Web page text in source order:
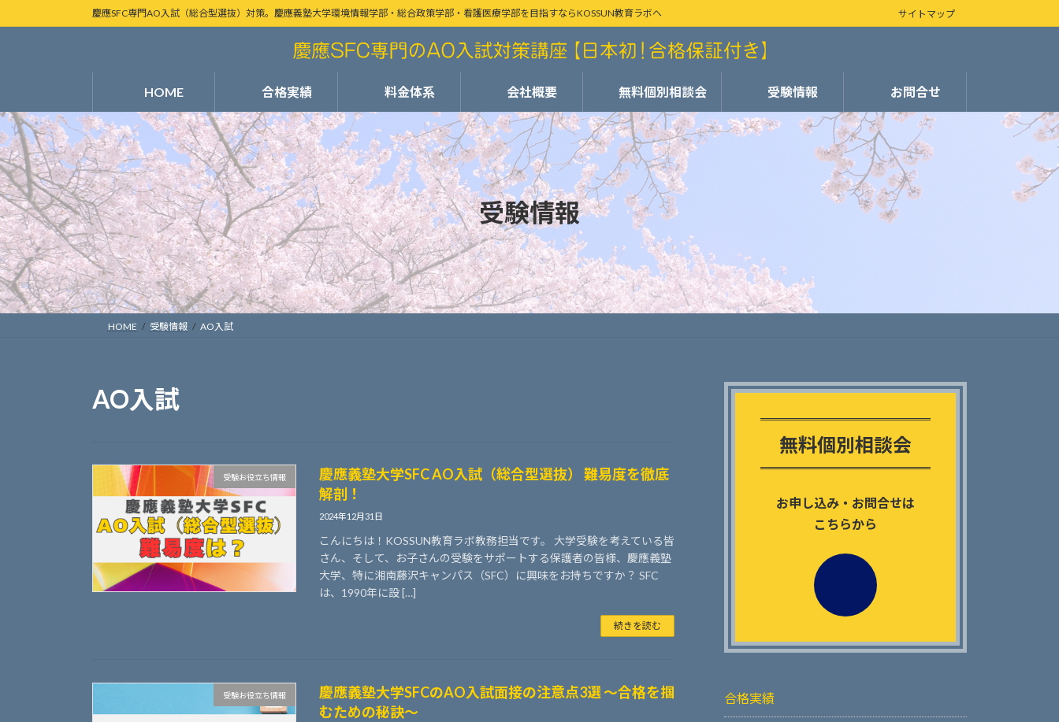
ン
ス
キ
ッ
プ
ビ
ン
に
移
動
慶應SFC専門AO入試（総合型選抜）対策。慶應義塾大学環境情報学部・総合政策学部・看護医療学部を目指すならKOSSUN教育ラボへ サイトマップ
HOME 合格実績 料金体系 会社概要 無料個別相談会 受験情報 お問合せ
受験情報
HOME 受験情報 AO入試
AO入試
受験お役立ち情報
慶應義塾大学SFC AO入試（総合型選抜） 難易度を徹底
解剖！
2024年12月31日
こんにちは！KOSSUN教育ラボ教務担当です。 大学受験を考えている皆
さん、そして、お子さんの受験をサポートする保護者の皆様、慶應義塾
大学、特に湘南藤沢キャンパス（SFC）に興味をお持ちですか？ SFC
は、1990年に設 […]
続きを読む
受験お役立ち情報
慶應義塾大学SFCのAO入試面接の注意点3選 ～合格を掴
むための秘訣～
無料個別相談会
お申し込み・お問合せは
こちらから
合格実績